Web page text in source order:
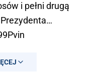
i pełni drugą